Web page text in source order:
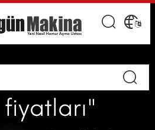
fiyatları"